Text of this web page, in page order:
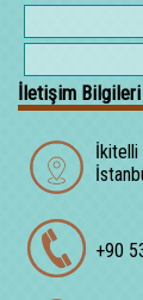
İletişim Bilgileri
İkitelli
+90